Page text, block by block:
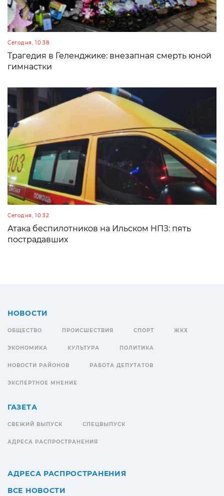
Сегодня, 10:38
Трагедия в Геленджике: внезапная смерть юной
гимнастки
Сегодня, 10:32
Атака беспилотников на Ильском НПЗ: пять
пострадавших
НОВОСТИ
ОБЩЕСТВО ПРОИСШЕСТВИЯ СПОРТ ЖКХ
ЭКОНОМИКА КУЛЬТУРА ПОЛИТИКА
НОВОСТИ РАЙОНОВ РАБОТА ДЕПУТАТОВ
ЭКСПЕРТНОЕ МНЕНИЕ
ГАЗЕТА
СВЕЖИЙ ВЫПУСК СПЕЦВЫПУСК
АДРЕСА РАСПРОСТРАНЕНИЯ
АДРЕСА РАСПРОСТРАНЕНИЯ
ВСЕ НОВОСТИ